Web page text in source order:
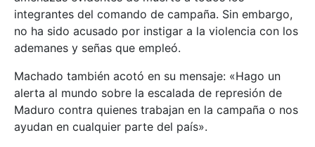
integrantes del comando de campaña. Sin embargo,
no ha sido acusado por instigar a la violencia con los
ademanes y señas que empleó.
Machado también acotó en su mensaje: «Hago un
alerta al mundo sobre la escalada de represión de
Maduro contra quienes trabajan en la campaña o nos
ayudan en cualquier parte del país».